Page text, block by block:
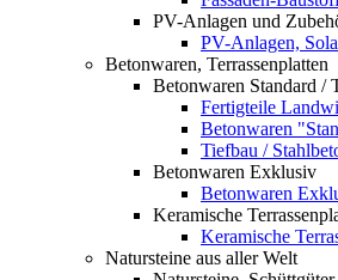
PV-Anlagen und
PV-Anlagen,
Betonwaren, Terrassenplatten
Betonwaren Standard /
Fertigteile
Betonwaren
Tiefbau /
Betonwaren Exklusiv
Betonwaren
Keramische
Keramische
Natursteine aus aller Welt